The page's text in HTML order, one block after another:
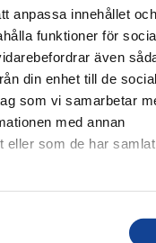
anpassa innehållet och
funktioner för
även
din enhet till de
som vi samarbetar
med annan
eller som de har